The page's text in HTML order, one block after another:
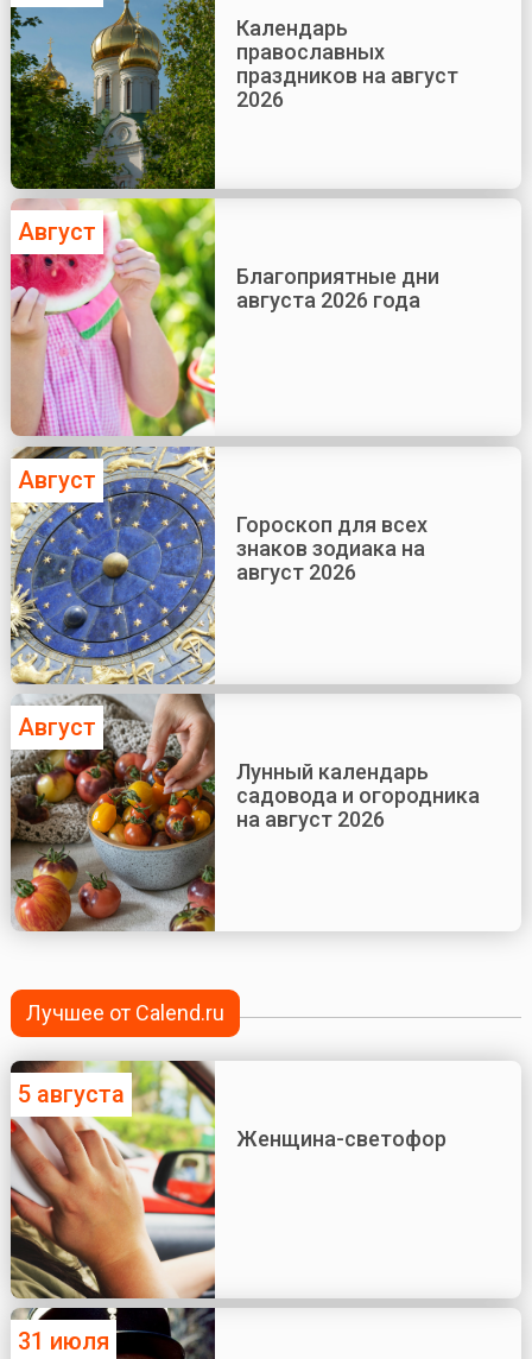
Календарь
православных
праздников на август
2026
Август
Благоприятные дни
августа 2026 года
Август
Гороскоп для всех
знаков зодиака на
август 2026
Август
Лунный календарь
садовода и огородника
на август 2026
Лучшее от Calend.ru
5 августа
Женщина-светофор
31 июля